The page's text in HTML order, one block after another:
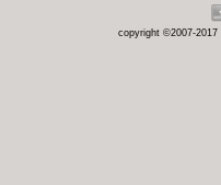
copyright ©2007-2017